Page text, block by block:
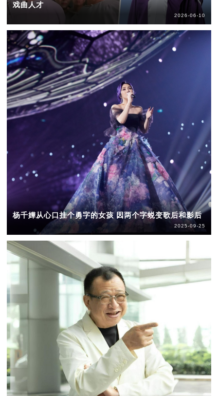
戏曲人才
2026-06-10
杨千嬅从心口挂个勇字的女孩 因两个字蜕变歌后和影后
2025-09-25